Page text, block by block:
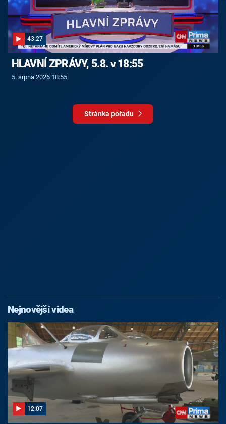
43:27
HLAVNÍ ZPRÁVY, 5.8. v 18:55
5. srpna 2026 18:55
Stránka pořadu
Nejnovější videa
12:07